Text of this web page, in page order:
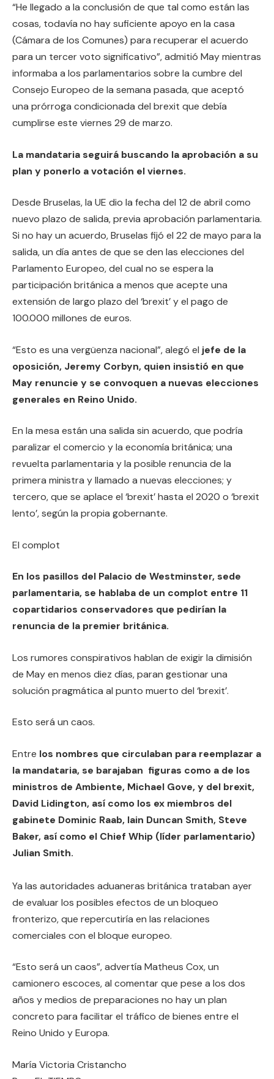
“He llegado a la conclusión de que tal como están las
cosas, todavía no hay suficiente apoyo en la casa
(Cámara de los Comunes) para recuperar el acuerdo
para un tercer voto significativo”, admitió May mientras
informaba a los parlamentarios sobre la cumbre del
Consejo Europeo de la semana pasada, que aceptó
una prórroga condicionada del brexit que debía
cumplirse este viernes 29 de marzo.
La mandataria seguirá buscando la aprobación a su
plan y ponerlo a votación el viernes.
Desde Bruselas, la UE dio la fecha del 12 de abril como
nuevo plazo de salida, previa aprobación parlamentaria.
Si no hay un acuerdo, Bruselas fijó el 22 de mayo para la
salida, un día antes de que se den las elecciones del
Parlamento Europeo, del cual no se espera la
participación británica a menos que acepte una
extensión de largo plazo del ‘brexit’ y el pago de
100.000 millones de euros.
“Esto es una vergüenza nacional”, alegó el jefe de la
oposición, Jeremy Corbyn, quien insistió en que
May renuncie y se convoquen a nuevas elecciones
generales en Reino Unido.
En la mesa están una salida sin acuerdo, que podría
paralizar el comercio y la economía británica; una
revuelta parlamentaria y la posible renuncia de la
primera ministra y llamado a nuevas elecciones; y
tercero, que se aplace el ‘brexit’ hasta el 2020 o ‘brexit
lento’, según la propia gobernante.
El complot
En los pasillos del Palacio de Westminster, sede
parlamentaria, se hablaba de un complot entre 11
copartidarios conservadores que pedirían la
renuncia de la premier británica.
Los rumores conspirativos hablan de exigir la dimisión
de May en menos diez días, paran gestionar una
solución pragmática al punto muerto del ‘brexit’.
Esto será un caos.
Entre los nombres que circulaban para reemplazar a
la mandataria, se barajaban figuras como a de los
ministros de Ambiente, Michael Gove, y del brexit,
David Lidington, así como los ex miembros del
gabinete Dominic Raab, Iain Duncan Smith, Steve
Baker, así como el Chief Whip (líder parlamentario)
Julian Smith.
Ya las autoridades aduaneras británica trataban ayer
de evaluar los posibles efectos de un bloqueo
fronterizo, que repercutiría en las relaciones
comerciales con el bloque europeo.
“Esto será un caos”, advertía Matheus Cox, un
camionero escoces, al comentar que pese a los dos
años y medios de preparaciones no hay un plan
concreto para facilitar el tráfico de bienes entre el
Reino Unido y Europa.
María Victoria Cristancho